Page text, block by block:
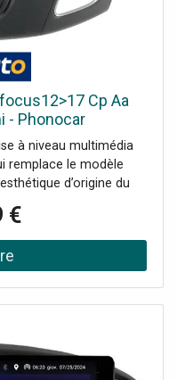
Cp Aa
- Phonocar
à niveau multimédia
remplace le modèle
d’origine du
,écran tactile capacitif
une ,image haute
pour une expérience
des performances
améliorée pour
€